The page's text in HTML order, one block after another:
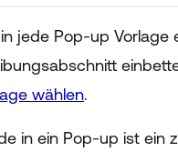
jede Pop-up
wählen.
in ein Pop-up ist ein